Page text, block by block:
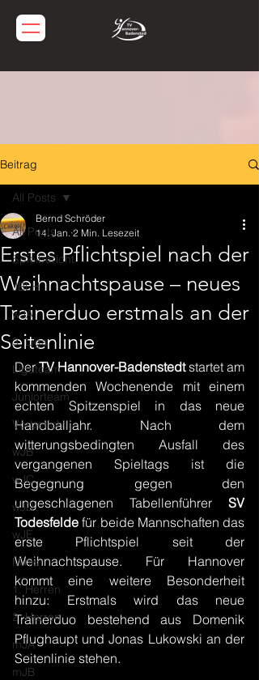
Beitrag
All Posts
Spielbericht
JBLH
wJA
3. Liga
Ligateam
Juniorteam
Vorbericht
wJB
wJC
wJD
wJE
Minis
1. Herren
2. Herren
mJA
mJB
All Posts
Erstes Pflichtspiel nach der
Weihnachtspause – neues
Trainerduo erstmals an der
Seitenlinie
Bernd Schröder
14. Jan. 2 Min. Lesezeit
Der TV Hannover-Badenstedt startet am
kommenden Wochenende mit einem
echten Spitzenspiel in das neue
Handballjahr. Nach dem
witterungsbedingten Ausfall des
vergangenen Spieltags ist die
Begegnung gegen den
ungeschlagenen Tabellenführer SV
Todesfelde für beide Mannschaften das
erste Pflichtspiel seit der
Weihnachtspause. Für Hannover
kommt eine weitere Besonderheit
hinzu: Erstmals wird das neue
Trainerduo bestehend aus Domenik
Pflughaupt und Jonas Lukowski an der
Seitenlinie stehen.